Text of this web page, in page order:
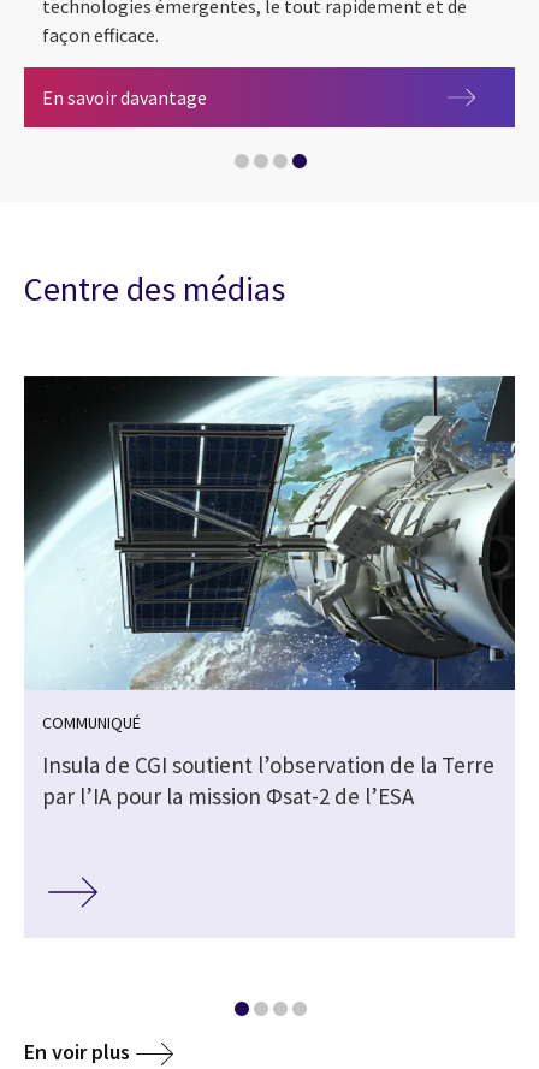
Programme SEEDS (Sustainability
CGI lance le programme de recherche
technologies émergentes, le tout rapidement et de
façon efficace.
En savoir davantage
Centre des médias
COMMUNIQUÉ
Insula de CGI soutient l’observation de la Terre
par l’IA pour la mission Φsat-2 de l’ESA
En voir plus